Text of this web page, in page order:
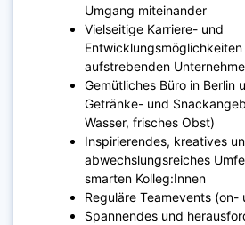
Umgang miteinander
Vielseitige Karriere- und
Entwicklungsmöglichkeiten
aufstrebenden
Gemütliches Büro in Berlin
Getränke- und
Wasser, frisches Obst)
Inspirierendes, kreatives
abwechslungsreiches
smarten Kolleg:Innen
Reguläre Teamevents (on-
Spannendes und